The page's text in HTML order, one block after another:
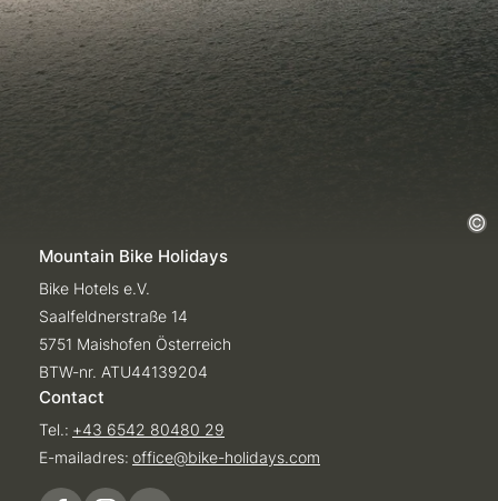
Mountain Bike Holidays
Bike Hotels e.V.
Saalfeldnerstraße 14
5751 Maishofen Österreich
BTW-nr. ATU44139204
Contact
Tel.: +43 6542 80480 29
E-mailadres: office@bike-holidays.com